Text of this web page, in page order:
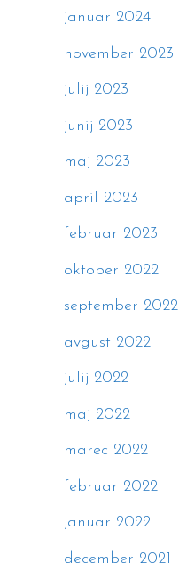
januar 2024
november 2023
julij 2023
junij 2023
maj 2023
april 2023
februar 2023
oktober 2022
september 2022
avgust 2022
julij 2022
maj 2022
marec 2022
februar 2022
januar 2022
december 2021